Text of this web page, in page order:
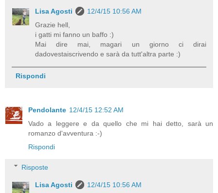
Lisa Agosti
12/4/15 10:56 AM
Grazie hell,
i gatti mi fanno un baffo :)
Mai dire mai, magari un giorno ci dirai
dadovestaiscrivendo e sarà da tutt'altra parte :)
Rispondi
Pendolante 12/4/15 12:52 AM
Vado a leggere e da quello che mi hai detto, sarà un
romanzo d'avventura :-)
Rispondi
Risposte
Lisa Agosti
12/4/15 10:56 AM